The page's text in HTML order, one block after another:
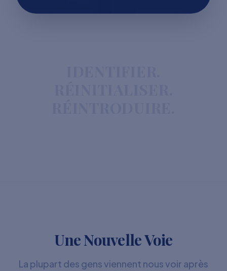
Une Nouvelle Voie
La plupart des gens viennent nous voir après